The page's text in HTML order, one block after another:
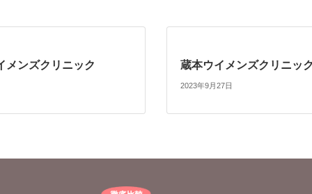
メンズクリニック 蔵本ウイメンズクリニッ
2023年9月27日